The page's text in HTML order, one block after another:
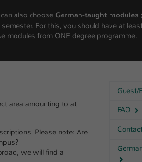
also choose German-taught modules
For this, you should have at
modules from ONE degree programme.
area amounting to at
Please note: Are
we will find a
Guest/
FAQ
um Ihre Cookie-
zu speichern.
eine zufällig
Speicherung
der
erhobenen Daten
Zwecke
Analysen.
wie der
anzubieten.